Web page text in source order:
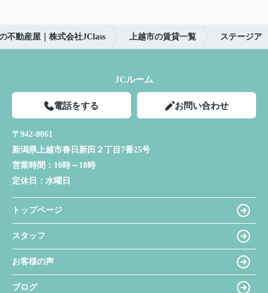
不動産屋｜株式会社JClass 上越市の賃貸一覧 ステージア
JCルーム
電話をする お問い合わせ
〒942-0061
新潟県上越市春日新田２丁目7番25号
営業時間： 10時～18時
定休日： 水曜日
トップページ
スタッフ
お客様の声
ブログ